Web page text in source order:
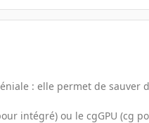
: elle permet de sauver
intégré) ou le cgGPU (cg